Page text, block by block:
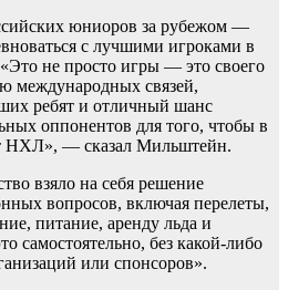
юниоров за рубежом —
с лучшими игроками в
не просто игры — это своего
международных связей,
ребят и отличный шанс
оппонентов для того, чтобы в
НХЛ», — сказал Мильштейн.
взяло на себя решение
вопросов, включая перелеты,
питание, аренду льда и
самостоятельно, без какой-либо
или спонсоров».